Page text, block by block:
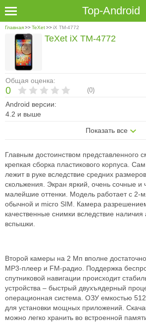
Top-Android
Главная>>TeXet>>iX TM-4772
Общая оценка:
0 (0)
Android версии:
4.2 и выше
Показать все
TeXet iX TM-4772
Главным достоинством представленного
крепкая сборка пластикового корпуса.
лежит в руке вследствие средних
скольжения. Экран яркий, очень сочные и
малейшие оттенки. Модель работает с 2-
обычной и micro SIM. Камера
качественные снимки вследствие наличия
вспышки.
Второй камеры на 2 Мп вполне
MP3-плеер и FM-радио. Поддержка
спутниковой навигации происходит
устройства – быстрый двухъядерный
операционная система. ОЗУ емкостью
для установки мощных приложений.
можно легко хранить во встроенной